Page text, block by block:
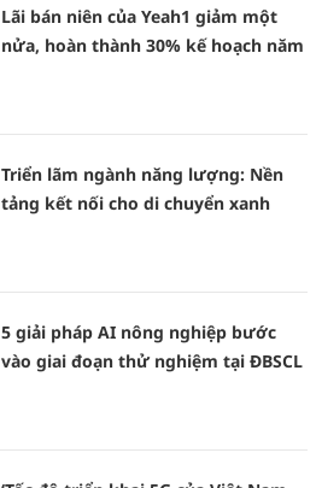
Lãi bán niên của Yeah1 giảm một
nửa, hoàn thành 30% kế hoạch năm
Triển lãm ngành năng lượng: Nền
tảng kết nối cho di chuyển xanh
5 giải pháp AI nông nghiệp bước
vào giai đoạn thử nghiệm tại ĐBSCL